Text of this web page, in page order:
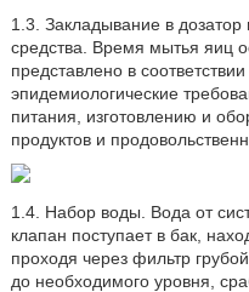
1.3. Закладывание в
средства. Время мытья яиц
представлено в
эпидемиологические
питания, изготовлению и
продуктов и
1.4. Набор воды. Вода от
клапан поступает в бак,
проходя через фильтр
до необходимого уровня,